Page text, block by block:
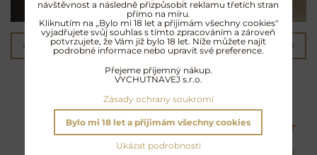
Předchozí produkt Následující produkt
Další oblíbené produkty
návštěvnost a následně přizpůsobit reklamu třetích stran
přímo na míru.
Kliknutím na „Bylo mi 18 let a přijimám všechny cookies"
vyjadřujete svůj souhlas s tímto zpracováním a zároveň
potvrzujete, že Vám již bylo 18 let. Níže můžete najít
podrobné informace nebo upravit své preference.
Přejeme příjemný nákup.
VYCHUTNAVEJ s.r.o.
Zásady ochrany soukromí
Ukázat podrobnosti
Bylo mi 18 let a přijimám všechny cookies